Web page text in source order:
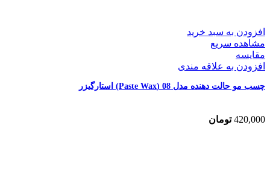
افزودن به سبد خرید
مشاهده سریع
مقایسه
افزودن به علاقه مندی
چسب مو حالت دهنده مدل 08 (Paste Wax) استارگیزر
420,000 تومان